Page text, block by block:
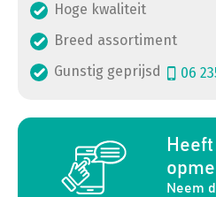
Hoge kwaliteit
Breed assortiment
Gunstig geprijsd
06
Neem
a